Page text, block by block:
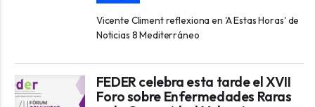
Vicente Climent reflexiona en 'A Estas Horas' de
Noticias 8 Mediterráneo
FEDER celebra esta tarde el XVII
Foro sobre Enfermedades Raras